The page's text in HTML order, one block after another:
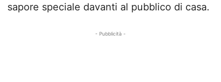
sapore speciale davanti al pubblico di casa.
- Pubblicità -